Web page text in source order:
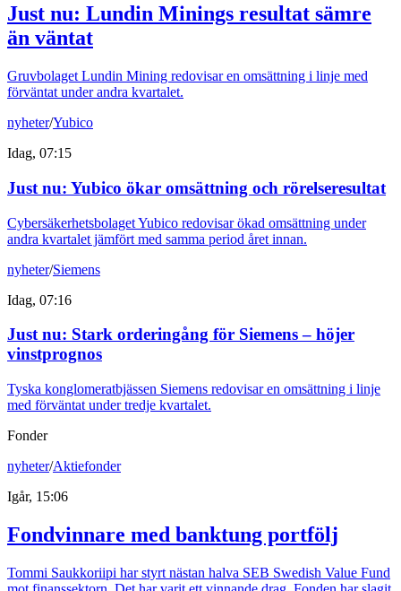
Just nu: Lundin Minings resultat sämre
än väntat
Gruvbolaget Lundin Mining redovisar en omsättning i linje med
förväntat under andra kvartalet.
nyheter/Yubico
Idag, 07:15
Just nu: Yubico ökar omsättning och rörelseresultat
Cybersäkerhetsbolaget Yubico redovisar ökad omsättning under
andra kvartalet jämfört med samma period året innan.
nyheter/Siemens
Idag, 07:16
Just nu: Stark orderingång för Siemens – höjer
vinstprognos
Tyska konglomeratbjässen Siemens redovisar en omsättning i linje
med förväntat under tredje kvartalet.
Fonder
nyheter/Aktiefonder
Igår, 15:06
Fondvinnare med banktung portfölj
Tommi Saukkoriipi har styrt nästan halva SEB Swedish Value Fund